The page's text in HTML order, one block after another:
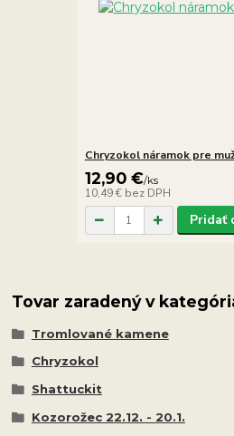
Chryzokol náramok pre
12,90 €/ks
10,49 € bez DPH
Pridať
Tovar zaradený v
Tromlované kamene
Chryzokol
Shattuckit
Kozorožec 22.12. - 20.1.